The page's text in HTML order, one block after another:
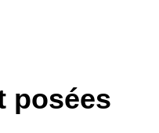
posées